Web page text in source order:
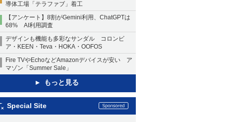
導体工場「テラファブ」着工
【アンケート】8割がGemini利用、ChatGPTは
68% AI利用調査
デザインも機能も多彩なサンダル コロンビ
ア・KEEN・Teva・HOKA・OOFOS
Fire TVやEchoなどAmazonデバイスが安い ア
マゾン「Summer Sale」
もっと見る
Special Site